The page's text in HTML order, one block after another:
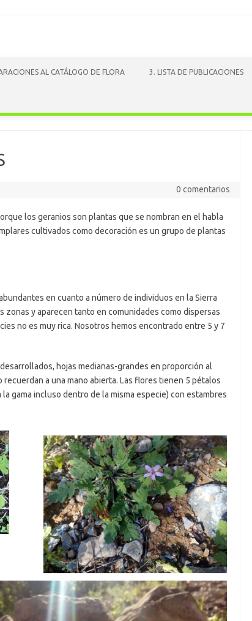
AL CATÁLOGO DE FLORA 3. LISTA DE PUBLICACIONES
0 comentarios
los geranios son plantas que se nombran en el habla
cultivados como decoración es un grupo de plantas
en cuanto a número de individuos en la Sierra
zonas y aparecen tanto en comunidades como dispersas
no es muy rica. Nosotros hemos encontrado entre 5 y 7
hojas medianas-grandes en proporción al
a una mano abierta. Las flores tienen 5 pétalos
gama incluso dentro de la misma especie) con estambres